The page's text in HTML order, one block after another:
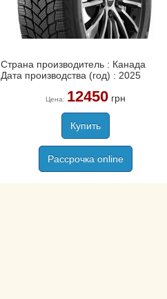
Страна производитель : Канада
Дата производства (год) : 2025
Цена: 12450грн
Купить
Рассрочка online